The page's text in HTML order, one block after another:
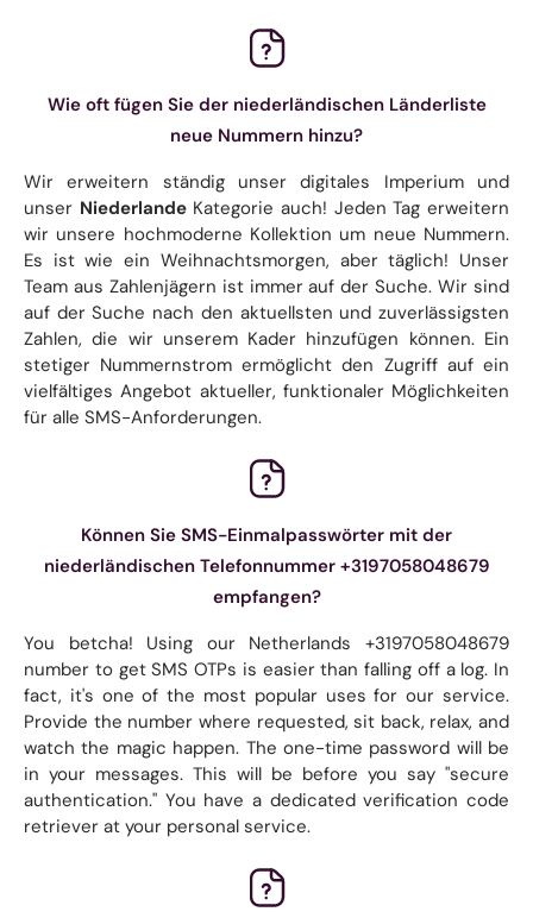
Wie oft fügen Sie der niederländischen Länderliste
neue Nummern hinzu?
Wir erweitern ständig unser digitales Imperium und
unser NiederlandeKategorie auch! Jeden Tag erweitern
wir unsere hochmoderne Kollektion um neue Nummern.
Es ist wie ein Weihnachtsmorgen, aber täglich! Unser
Team aus Zahlenjägern ist immer auf der Suche. Wir sind
auf der Suche nach den aktuellsten und zuverlässigsten
Zahlen, die wir unserem Kader hinzufügen können. Ein
stetiger Nummernstrom ermöglicht den Zugriff auf ein
vielfältiges Angebot aktueller, funktionaler Möglichkeiten
für alle SMS-Anforderungen.
Können Sie SMS-Einmalpasswörter mit der
niederländischen Telefonnummer +3197058048679
empfangen?
You betcha! Using our Netherlands +3197058048679
number to get SMS OTPs is easier than falling off a log. In
fact, it's one of the most popular uses for our service.
Provide the number where requested, sit back, relax, and
watch the magic happen. The one-time password will be
in your messages. This will be before you say "secure
authentication." You have a dedicated verification code
retriever at your personal service.